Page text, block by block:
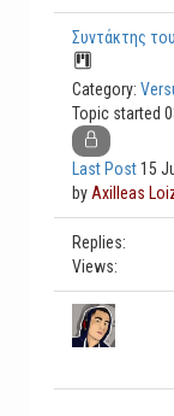
Συντάκτης
Category:
Topic started
Last Post15
by Axilleas
Replies:
Views: